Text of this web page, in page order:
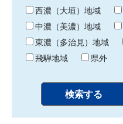
り 西濃（大垣）地域
中濃（美濃）地域
東濃（多治見）地域
飛騨地域
県外